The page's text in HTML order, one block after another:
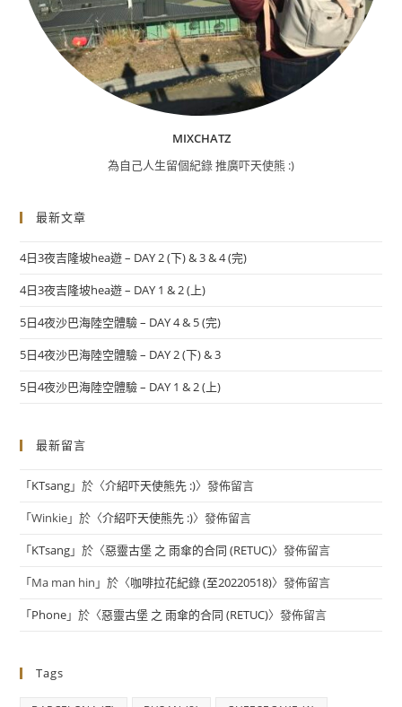
MIXCHATZ
為自己人生留個紀錄 推廣吓天使熊 :)
最新文章
4日3夜吉隆坡hea遊 – DAY 2 (下) & 3 & 4 (完)
4日3夜吉隆坡hea遊 – DAY 1 & 2 (上)
5日4夜沙巴海陸空體驗 – DAY 4 & 5 (完)
5日4夜沙巴海陸空體驗 – DAY 2 (下) & 3
5日4夜沙巴海陸空體驗 – DAY 1 & 2 (上)
最新留言
「KTsang」於〈介紹吓天使熊先 :)〉發佈留言
「Winkie」於〈介紹吓天使熊先 :)〉發佈留言
「KTsang」於〈惡靈古堡 之 雨傘的合同 (RETUC)〉發佈留言
「Ma man hin 」於〈咖啡拉花紀錄 (至20220518)〉發佈留言
「Phone」於〈惡靈古堡 之 雨傘的合同 (RETUC)〉發佈留言
Tags